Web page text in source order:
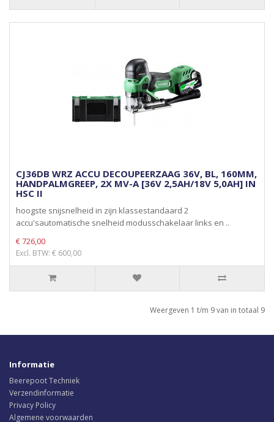
CJ36DB WRZ ACCU DECOUPEERZAAG 36V, BL, 160MM,
HANDPALMGREEP, 2X MV-A [36V 2,5AH/18V 5,0AH] IN
HSC II
hoogste snijsnelheid in zijn klassestandaard 2
accu'sautomatische snelheid modusschakelaar links en ..
€ 726,00
Excl. BTW: € 600,00
Weergeven 1 t/m 9 van in totaal 9
Informatie
Beerepoot Techniek
Verzendinformatie
Privacy Policy
Algemene voorwaarden